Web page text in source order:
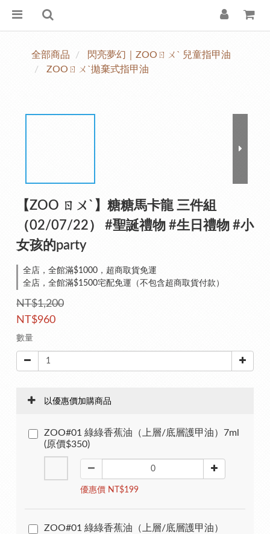
全部商品
閃亮夢幻｜ZOOㄖㄨˋ 兒童指甲油
ZOOㄖㄨˋ拋棄式指甲油
【ZOO ㄖㄨˋ】糖糖馬卡龍 三件組
（02/07/22） #聖誕禮物 #生日禮物 #小
女孩的party
全店，全館滿$1000，超商取貨免運
全店，全館滿$1500宅配免運（不包含超商取貨付款）
NT$1,200
NT$960
數量
以優惠價加購商品
ZOO#01 綠綠香蕉油（上層/底層護甲油）7ml
(原價$350)
優惠價 NT$199
ZOO#01 綠綠香蕉油（上層/底層護甲油）